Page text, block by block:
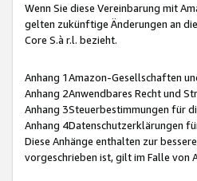
Wenn Sie diese Vereinbarung mit
gelten zukünftige Änderungen an
Core S.à r.l. bezieht.
Anhang 1Amazon-Gesellschaften
Anhang 2Anwendbares Recht und
Anhang 3Steuerbestimmungen für
Anhang 4Datenschutzerklärungen
Diese Anhänge enthalten zur
vorgeschrieben ist, gilt im Falle von